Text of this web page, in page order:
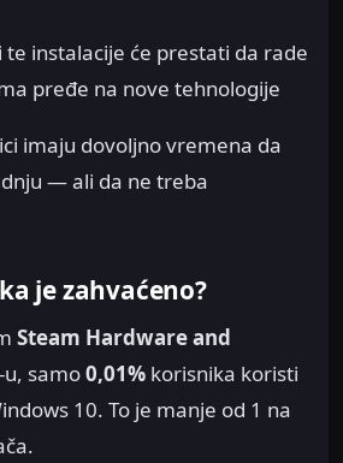
instalacije će prestati da rade
pređe na nove tehnologije
imaju dovoljno vremena da
— ali da ne treba
je zahvaćeno?
Steam Hardware and
-u, samo0,01% korisnika koristi
10. To je manje od 1 na